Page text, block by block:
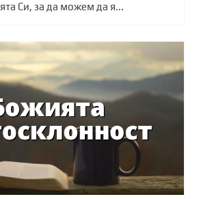
Си, за да можем да я...